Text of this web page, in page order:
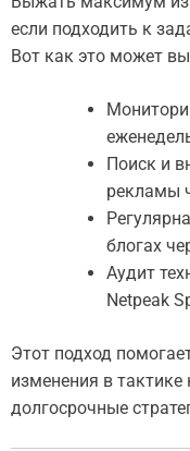
если подходить к
Вот как это может
Поиск и
рекламы
блогах
Аудит
Netpeak
Этот подход
изменения в тактике
долгосрочные